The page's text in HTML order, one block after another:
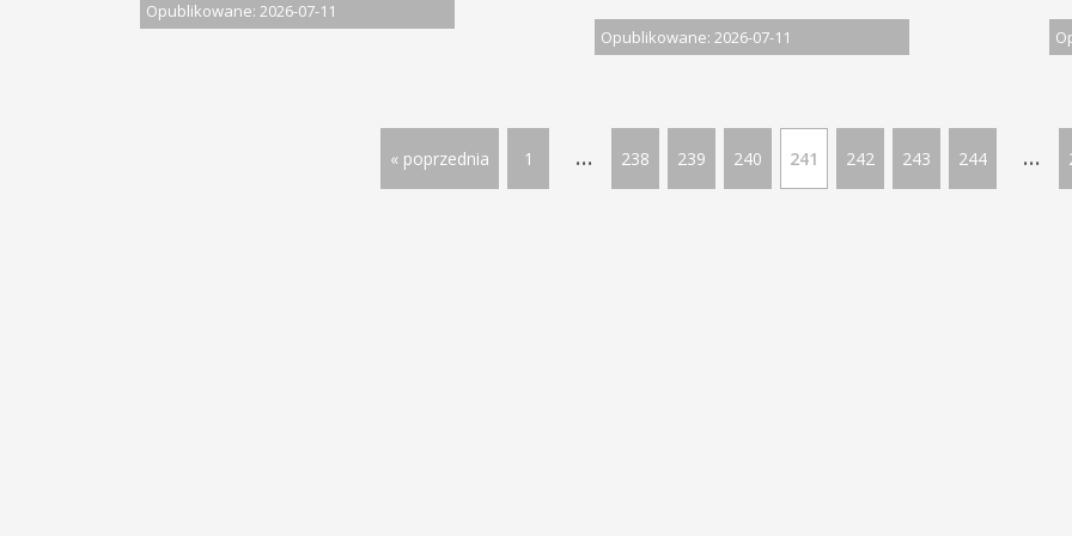
Opublikowane: 2026-07-11
Opublikowane: 2026-07-11
« poprzednia 1 ... 238 239 240 241 242 243 244 ...